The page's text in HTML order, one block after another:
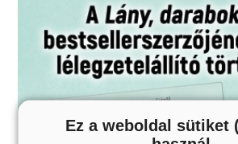
Ez a weboldal sütiket